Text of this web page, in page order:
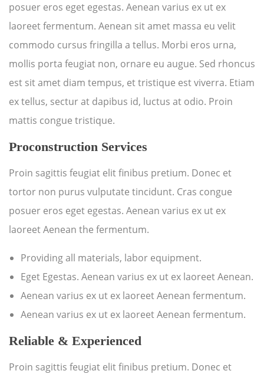
posuer eros eget egestas. Aenean varius ex ut ex
laoreet fermentum. Aenean sit amet massa eu velit
commodo cursus fringilla a tellus. Morbi eros urna,
mollis porta feugiat non, ornare eu augue. Sed rhoncus
est sit amet diam tempus, et tristique est viverra. Etiam
ex tellus, sectur at dapibus id, luctus at odio. Proin
mattis congue tristique.
Proconstruction Services
Proin sagittis feugiat elit finibus pretium. Donec et
tortor non purus vulputate tincidunt. Cras congue
posuer eros eget egestas. Aenean varius ex ut ex
laoreet Aenean the fermentum.
Providing all materials, labor equipment.
Eget Egestas. Aenean varius ex ut ex laoreet Aenean.
Aenean varius ex ut ex laoreet Aenean fermentum.
Aenean varius ex ut ex laoreet Aenean fermentum.
Reliable & Experienced
Proin sagittis feugiat elit finibus pretium. Donec et